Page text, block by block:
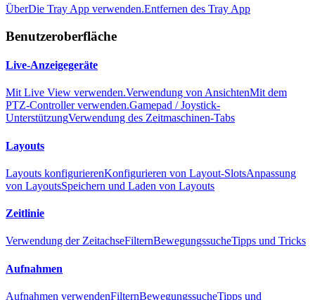
ÜberDie Tray App verwenden.Entfernen des Tray App
Benutzeroberfläche
Live-Anzeigegeräte
Mit Live View verwenden.Verwendung von AnsichtenMit dem
PTZ-Controller verwenden.Gamepad / Joystick-
UnterstützungVerwendung des Zeitmaschinen-Tabs
Layouts
Layouts konfigurierenKonfigurieren von Layout-SlotsAnpassung
von LayoutsSpeichern und Laden von Layouts
Zeitlinie
Verwendung der ZeitachseFilternBewegungssucheTipps und Tricks
Aufnahmen
Aufnahmen verwendenFilternBewegungssucheTipps und